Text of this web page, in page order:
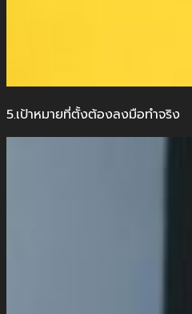
5.เป้าหมายที่ตั้งต้องลงมือทำจริง